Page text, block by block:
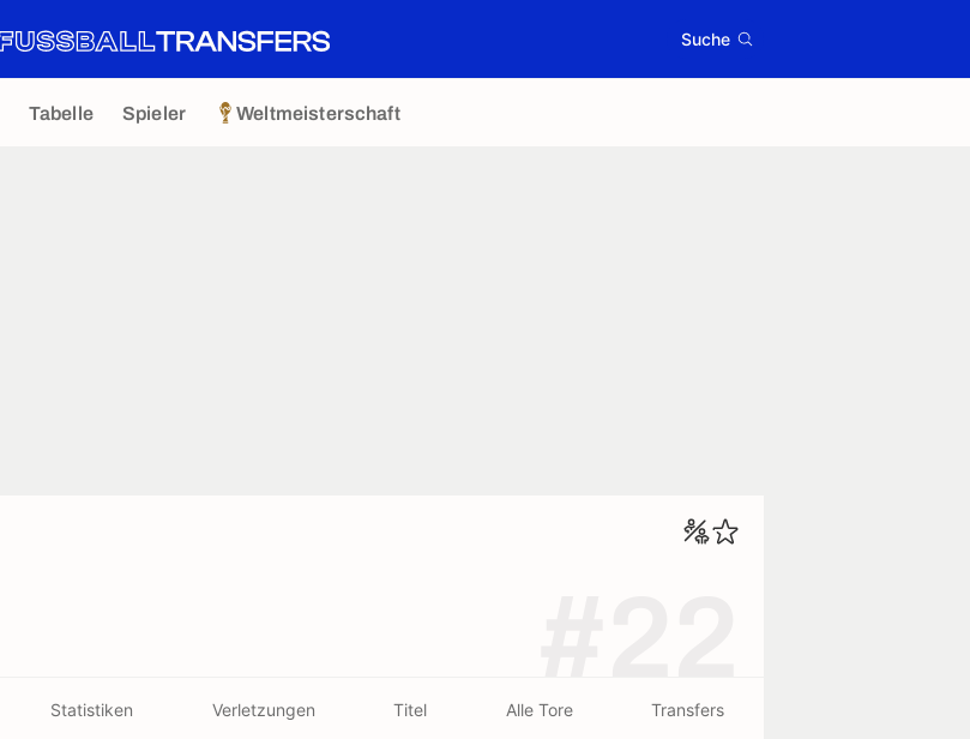
Suche
Tabelle Spieler Weltmeisterschaft
Statistiken Verletzungen Titel Alle Tore Transfers